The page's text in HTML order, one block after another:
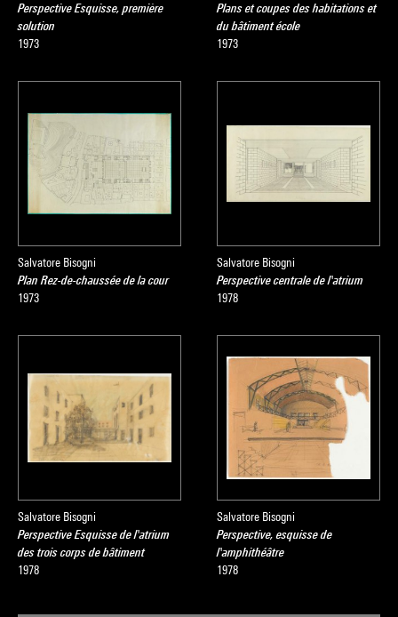
Perspective Esquisse, première
solution
1973
Plans et coupes des habitations et
du bâtiment école
1973
Salvatore Bisogni
Plan Rez-de-chaussée de la cour
1973
Salvatore Bisogni
Perspective centrale de l'atrium
1978
Salvatore Bisogni
Perspective Esquisse de l'atrium
des trois corps de bâtiment
1978
Salvatore Bisogni
Perspective, esquisse de
l'amphithéâtre
1978